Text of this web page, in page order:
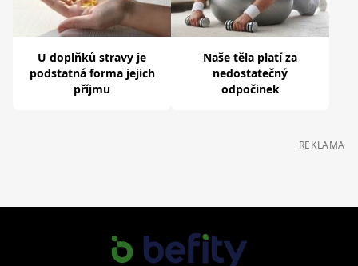
U doplňků stravy je
podstatná forma jejich
příjmu
Naše těla platí za
nedostatečný
odpočinek
REKLAMA